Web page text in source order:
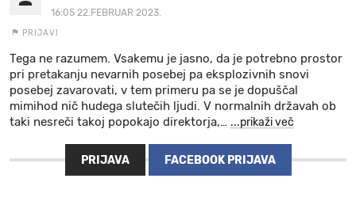
16:05 22.FEBRUAR 2023.
PRIJAVI
Tega ne razumem. Vsakemu je jasno, da je potrebno prostor
pri pretakanju nevarnih posebej pa eksplozivnih snovi
posebej zavarovati, v tem primeru pa se je dopuščal
mimihod nič hudega slutečih ljudi. V normalnih državah ob
taki nesreči takoj popokajo direktorja,… ...prikaži več
PRIJAVA FACEBOOK PRIJAVA